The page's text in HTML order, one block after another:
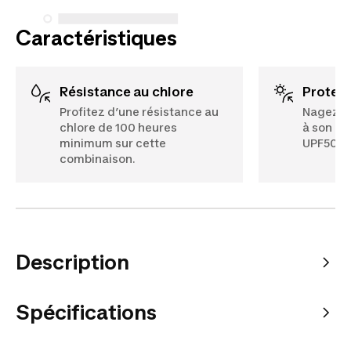
Caractéristiques
Résistance au chlore
Profitez d’une résistance au
chlore de 100 heures
minimum sur cette
combinaison.
Nagez
à son
Description
Spécifications